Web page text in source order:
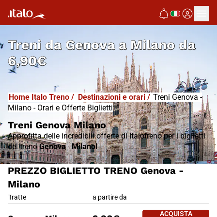
Treni da Genova a Milano da
6,90€
Home Italo Treno / Destinazioni e orari / Treni Genova -
Milano - Orari e Offerte Biglietti
Treni Genova Milano
Approfitta delle incredibili offerte di Italotreno per i biglietti
del trenoGenova-Milano!
PREZZO BIGLIETTO TRENO Genova -
Milano
PREZZO BIGLIETTO TRENO
Tratte a partire da
ACQUISTA
ACQUISTA
ITABUS